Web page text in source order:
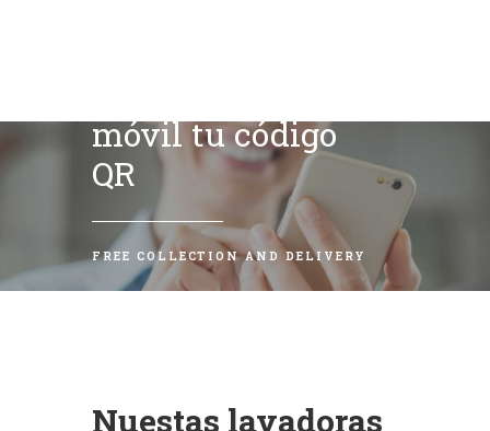
móvil tu código
QR
FREE COLLECTION AND DELIVERY
Nuestas lavadoras